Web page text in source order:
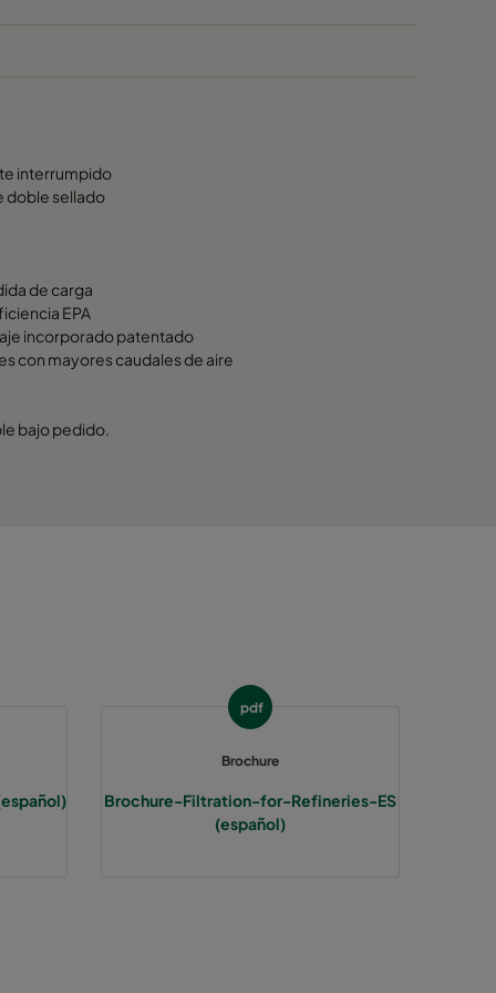
interrumpido
doble sellado
de carga
EPA
incorporado patentado
con mayores caudales de aire
bajo pedido.
pdf
Brochure
Brochure-Filtration-for-Refineries-ES
(español)